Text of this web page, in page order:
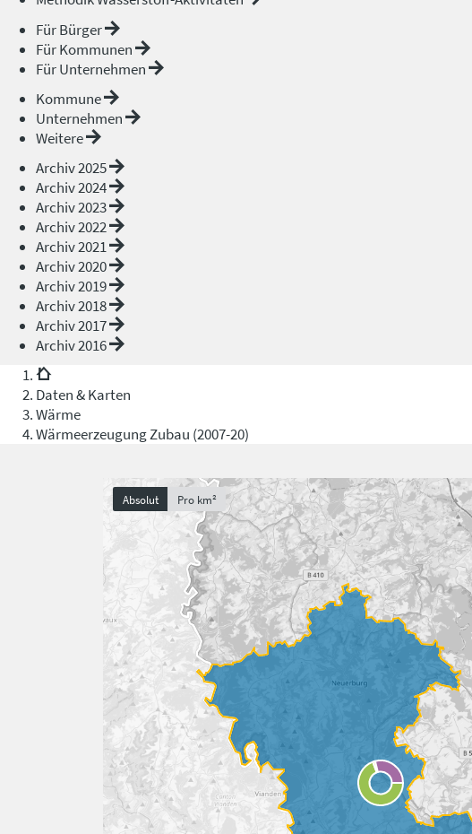
Für Bürger
Für Kommunen
Für Unternehmen
Kommune
Unternehmen
Weitere
Archiv 2025
Archiv 2024
Archiv 2023
Archiv 2022
Archiv 2021
Archiv 2020
Archiv 2019
Archiv 2018
Archiv 2017
Archiv 2016
Daten & Karten
Wärme
Wärmeerzeugung Zubau (2007-20)
Absolut Pro km²